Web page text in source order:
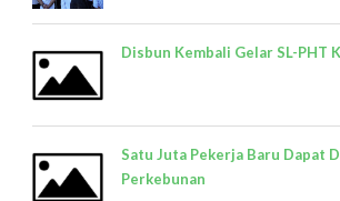
Disbun Kembali Gelar SL-PHT
Satu Juta Pekerja Baru Dapat
Perkebunan